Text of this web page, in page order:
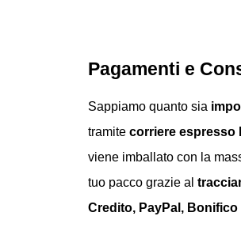
Pagamenti e
Sappiamo quanto sia
tramite corriere espresso
viene imballato con la
tuo pacco grazie al
Credito, PayPal,